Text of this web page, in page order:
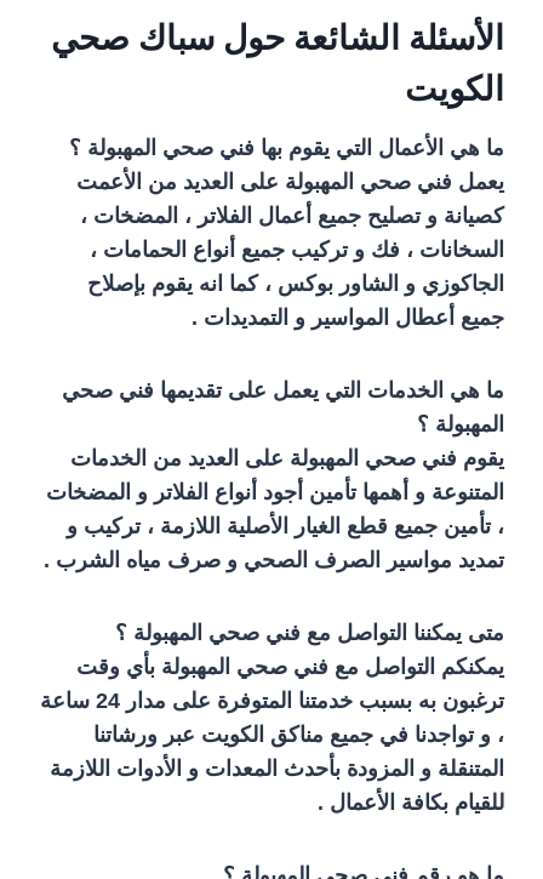
الأسئلة الشائعة حول سباك صحي
الكويت
ما هي الأعمال التي يقوم بها فني صحي المهبولة ؟
يعمل فني صحي المهبولة على العديد من الأعمت
كصيانة و تصليح جميع أعمال الفلاتر ، المضخات ،
السخانات ، فك و تركيب جميع أنواع الحمامات ،
الجاكوزي و الشاور بوكس ، كما انه يقوم بإصلاح
جميع أعطال المواسير و التمديدات .
ما هي الخدمات التي يعمل على تقديمها فني صحي
المهبولة ؟
يقوم فني صحي المهبولة على العديد من الخدمات
المتنوعة و أهمها تأمين أجود أنواع الفلاتر و المضخات
، تأمين جميع قطع الغيار الأصلية اللازمة ، تركيب و
تمديد مواسير الصرف الصحي و صرف مياه الشرب .
متى يمكننا التواصل مع فني صحي المهبولة ؟
يمكنكم التواصل مع فني صحي المهبولة بأي وقت
ترغبون به بسبب خدمتنا المتوفرة على مدار 24 ساعة
، و تواجدنا في جميع مناكق الكويت عبر ورشاتنا
المتنقلة و المزودة بأحدث المعدات و الأدوات اللازمة
للقيام بكافة الأعمال .